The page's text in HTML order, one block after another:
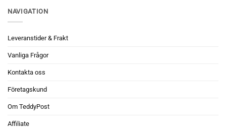
NAVIGATION
Leveranstider & Frakt
Vanliga Frågor
Kontakta oss
Företagskund
Om TeddyPost
Affiliate